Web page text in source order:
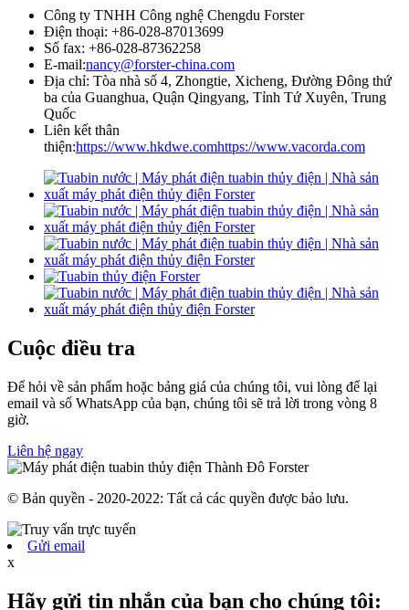
Công ty TNHH Công nghệ Chengdu Forster
Điện thoại: +86-028-87013699
Số fax: +86-028-87362258
E-mail:nancy@forster-china.com
Địa chỉ: Tòa nhà số 4, Zhongtie, Xicheng, Đường Đông thứ
ba của Guanghua, Quận Qingyang, Tỉnh Tứ Xuyên, Trung
Quốc
Liên kết thân
thiện:https://www.hkdwe.comhttps://www.vacorda.com
Cuộc điều tra
Để hỏi về sản phẩm hoặc bảng giá của chúng tôi, vui lòng để lại
email và số WhatsApp của bạn, chúng tôi sẽ trả lời trong vòng 8
giờ.
Liên hệ ngay
© Bản quyền - 2020-2022: Tất cả các quyền được bảo lưu.
Gửi email
x
Hãy gửi tin nhắn của bạn cho chúng tôi: